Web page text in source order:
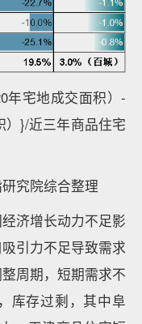
年宅地成交面积）-
）}/近三年商品住宅
究院综合整理
济增长动力不足影
引力不足导致需求
周期，短期需求不
库存过剩，其中阜